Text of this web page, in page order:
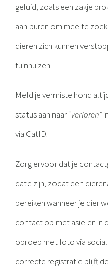
geluid, zoals een zakje
aan buren om mee te
dieren zich kunnen
tuinhuizen.
Meld je vermiste hond
status aan naar “verloren”
via CatID.
Zorg ervoor dat je
date zijn, zodat een
bereiken wanneer je dier
contact op met asielen in
oproep met foto via
correcte registratie blijft